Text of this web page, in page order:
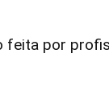
feita por